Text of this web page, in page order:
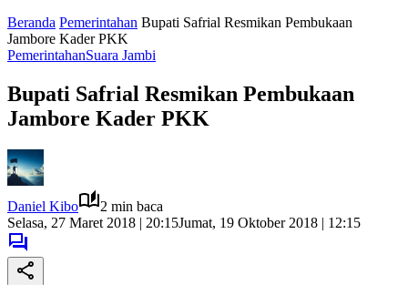
Beranda Pemerintahan Bupati Safrial Resmikan Pembukaan
Jambore Kader PKK
PemerintahanSuara Jambi
Bupati Safrial Resmikan Pembukaan
Jambore Kader PKK
Daniel Kibo
2 min baca
Selasa, 27 Maret 2018 | 20:15Jumat, 19 Oktober 2018 | 12:15